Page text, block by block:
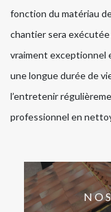
fonction du matériau
chantier sera
vraiment exceptionnel
une longue durée de
l’entretenir
professionnel en